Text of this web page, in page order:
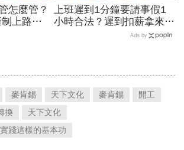
怎麼管？
上路，
上班遲到1分鐘要請事假1
小時合法？遲到扣薪拿來聚
餐就OK？法院認證了…遲
Ads by
麥肯錫 天下文化 麥肯錫
開工
換
天下文化
踐這樣的基本功